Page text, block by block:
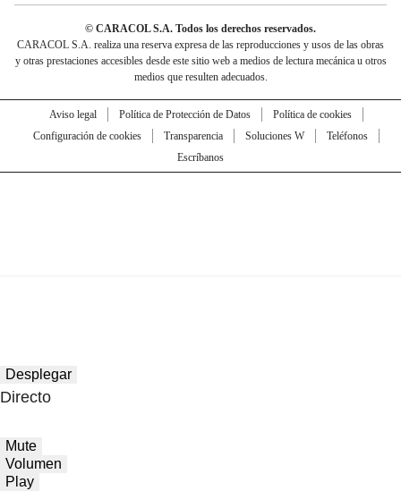
© CARACOL S.A. Todos los derechos reservados.
CARACOL S.A. realiza una reserva expresa de las reproducciones y usos de las obras
y otras prestaciones accesibles desde este sitio web a medios de lectura mecánica u otros
medios que resulten adecuados.
Aviso legal Política de Protección de Datos
Política de cookies
Configuración de cookies
Transparencia Soluciones W
Teléfonos
Escríbanos
Desplegar
Directo
Mute
Volumen
Play